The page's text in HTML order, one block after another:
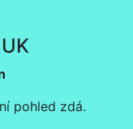
pohled zdá.